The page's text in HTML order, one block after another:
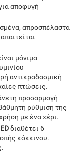
αποφυγή
απροσπέλαστα
μόνιμα
αντικραδασμική
πτώσεις.
προσαρμογή
ρύθμιση της
με ένα χέρι.
διαθέτει 6
κόκκινου.